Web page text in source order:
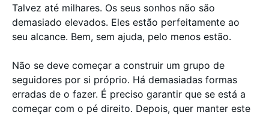
Talvez até milhares. Os seus sonhos não são
demasiado elevados. Eles estão perfeitamente ao
seu alcance. Bem, sem ajuda, pelo menos estão.
Não se deve começar a construir um grupo de
seguidores por si próprio. Há demasiadas formas
erradas de o fazer. É preciso garantir que se está a
começar com o pé direito. Depois, quer manter este